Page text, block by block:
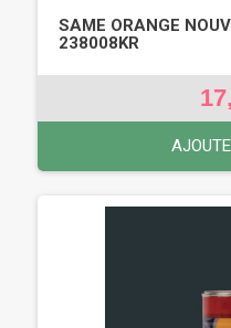
SAME ORANGE
238008KR